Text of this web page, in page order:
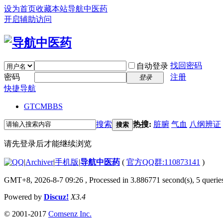
设为首页收藏本站导航中医药
开启辅助访问
自动登录 找回密码
密码
登录
注册
快捷导航
GTCMBBS
搜索 搜索 热搜: 脏腑 气血 八纲辨证
请先登录后才能继续浏览
|Archiver|手机版|导航中医药 ( 官方QQ群:110873141 )
GMT+8, 2026-8-7 09:26 , Processed in 3.886771 second(s), 5
Powered by Discuz! X3.4
© 2001-2017 Comsenz Inc.